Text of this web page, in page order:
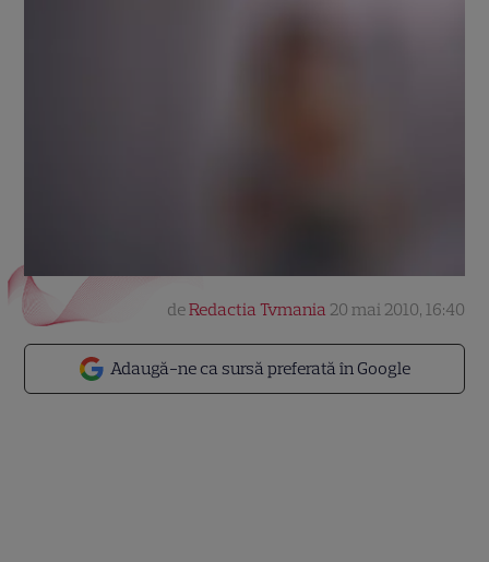
Adaugă-ne ca sursă preferată în Google
deRedactia Tvmania 20 mai 2010, 16:40